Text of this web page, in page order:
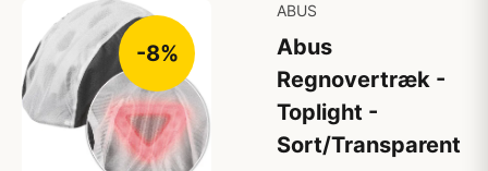
-8%
ABUS
Abus
Regnovertræk -
Toplight -
Sort/Transparent